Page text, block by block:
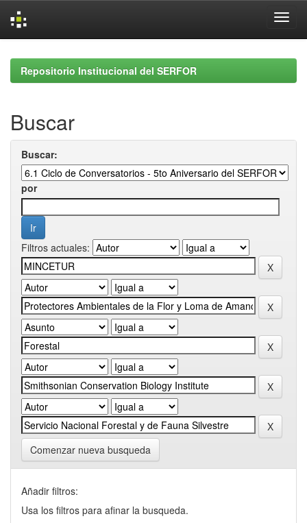
navigationRepositorio Institucional del SERFOR
Buscar
Buscar:
por
Filtros actuales:
Comenzar nueva busqueda
Añadir filtros:
Usa los filtros para afinar la busqueda.